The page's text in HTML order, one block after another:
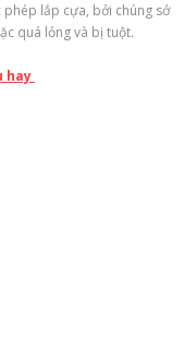
phép lắp cựa, bởi chúng sở
quá lỏng và bị tuột.
hay